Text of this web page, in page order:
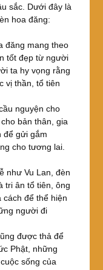
sắc. Dưới đây là
hoa đăng:
đăng mang theo
tốt đẹp từ người
ta hy vọng rằng
vị thần, tổ tiên
nguyện cho
bản thân, gia
để gửi gắm
cho tương lai.
như Vu Lan, đèn
tri ân tổ tiên, ông
để thể hiện
người đi
được thả để
Phật, những
sống của